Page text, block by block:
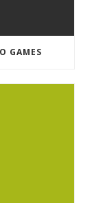
GAMES